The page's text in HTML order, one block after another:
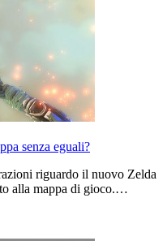
senza eguali?
riguardo il nuovo Zelda
alla mappa di gioco.…